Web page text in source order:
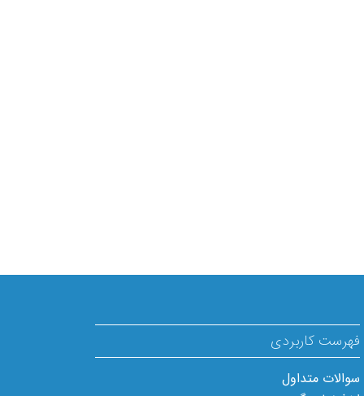
فهرست کاربردی
سوالات متداول